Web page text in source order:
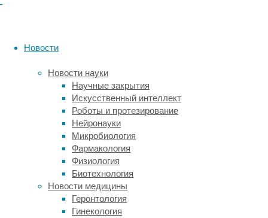
Новости
Новости науки
Научные закрытия
Искусственный интеллект
Роботы и протезирование
Нейронауки
Микробиология
Фармакология
Физиология
Биотехнология
Новости медицины
Геронтология
Гинекология
Попытки
помощью
метаанализа
обобщить
научные
данные
корреляции
между
веществами
в
моркови